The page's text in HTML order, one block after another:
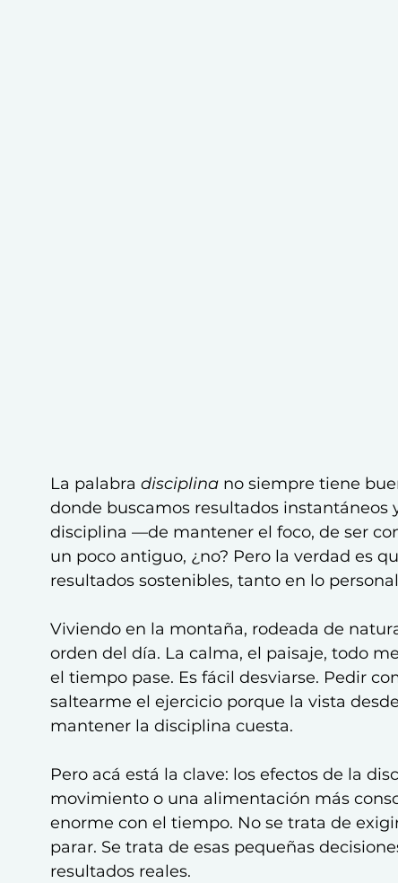
La palabra disciplina no siempre tiene
donde buscamos resultados instantáneos
disciplina —de mantener el foco, de ser
un poco antiguo, ¿no? Pero la verdad es
resultados sostenibles, tanto en lo
Viviendo en la montaña, rodeada de
orden del día. La calma, el paisaje, todo
el tiempo pase. Es fácil desviarse. Pedir
saltearme el ejercicio porque la vista
mantener la disciplina cuesta.
Pero acá está la clave: los efectos de la
movimiento o una alimentación más
enorme con el tiempo. No se trata de
parar. Se trata de esas pequeñas
resultados reales.